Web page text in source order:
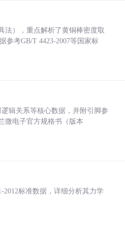
法），重点解析了黄铜棒密度取
参考GB/T 4423-2007等国家标
辑关系等核心数据，并附引脚参
微电子官方规格书（版本
2012标准数据，详细分析其力学